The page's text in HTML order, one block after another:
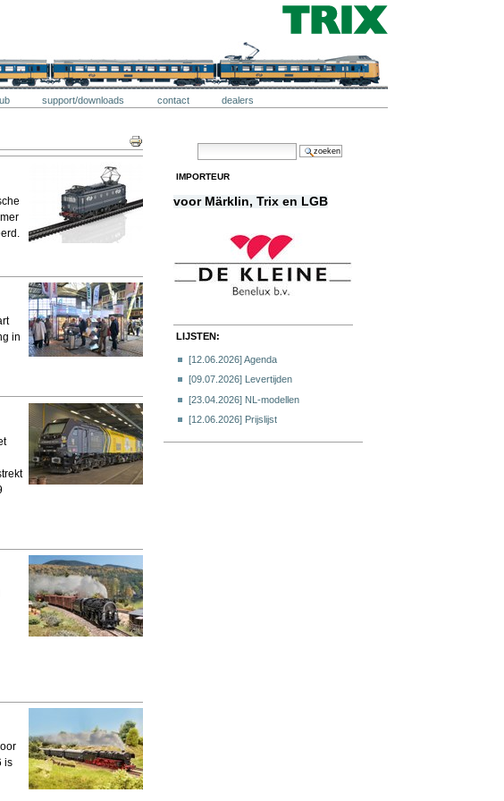
support/downloads contact
dealers
Document
Acties
in
is
zoek
importeur
voor Märklin, Trix en LGB
LIJSTEN:
[12.06.2026] Agenda
[09.07.2026] Levertijden
[23.04.2026] NL-modellen
[12.06.2026] Prijslijst